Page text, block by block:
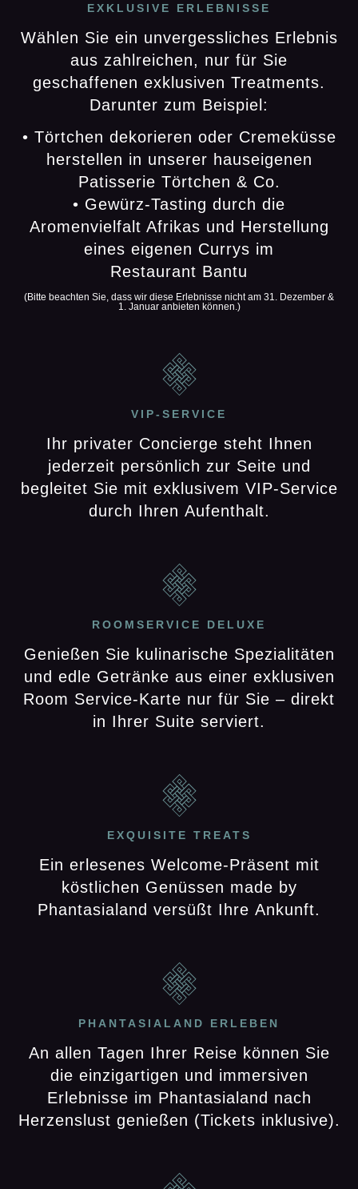
EXKLUSIVE ERLEBNISSE
Wählen Sie ein unvergessliches Erlebnis
aus zahlreichen, nur für Sie
geschaffenen exklusiven Treatments.
Darunter zum Beispiel:
• Törtchen dekorieren oder Cremeküsse
herstellen in unserer hauseigenen
Patisserie Törtchen & Co.
• Gewürz-Tasting durch die
Aromenvielfalt Afrikas und Herstellung
eines eigenen Currys im
Restaurant Bantu
(Bitte beachten Sie, dass wir diese Erlebnisse nicht am 31. Dezember &
1. Januar anbieten können.)
VIP-SERVICE
Ihr privater Concierge steht Ihnen
jederzeit persönlich zur Seite und
begleitet Sie mit exklusivem VIP-Service
durch Ihren Aufenthalt.
ROOMSERVICE DELUXE
Genießen Sie kulinarische Spezialitäten
und edle Getränke aus einer exklusiven
Room Service-Karte nur für Sie – direkt
in Ihrer Suite serviert.
EXQUISITE TREATS
Ein erlesenes Welcome-Präsent mit
köstlichen Genüssen made by
Phantasialand versüßt Ihre Ankunft.
PHANTASIALAND ERLEBEN
An allen Tagen Ihrer Reise können Sie
die einzigartigen und immersiven
Erlebnisse im Phantasialand nach
Herzenslust genießen (Tickets inklusive).